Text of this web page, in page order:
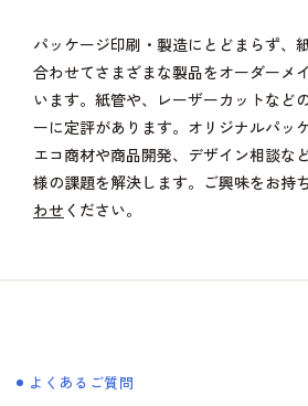
パッケージ印刷・製造にとどまらず、
合わせてさまざまな製品をオーダーメ
います。紙管や、レーザーカットなど
ーに定評があります。オリジナルパッ
エコ商材や商品開発、デザイン相談な
様の課題を解決します。ご興味をお持
わせ ください。
よくあるご質問